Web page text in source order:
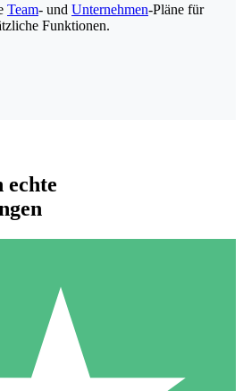
Credit-Pakete
mit Download-Credits. Keine
Team- und Unternehmen-Pläne für
Funktionen.
echte